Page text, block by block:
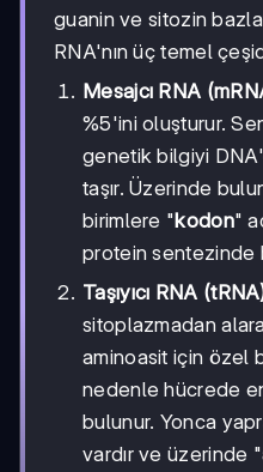
guanin ve sitozin
RNA'nın üç temel
Mesajcı RNA
%5'ini oluşturur.
genetik bilgiyi
taşır. Üzerinde
birimlere "kodon"
protein sentezinde
Taşıyıcı RNA
sitoplazmadan
aminoasit için özel
nedenle hücrede
bulunur. Yonca
vardır ve üzerinde "